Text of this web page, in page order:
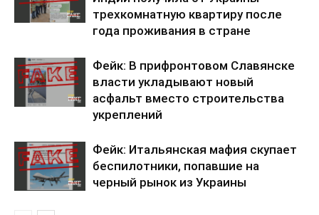
трехкомнатную квартиру после
года проживания в стране
Фейк: В прифронтовом Славянске
власти укладывают новый
асфальт вместо строительства
укреплений
Фейк: Итальянская мафия скупает
беспилотники, попавшие на
черный рынок из Украины